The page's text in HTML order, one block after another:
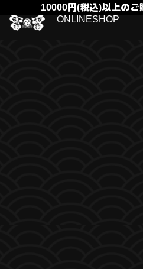
10000円(税込)以上の
ONLINESHOP